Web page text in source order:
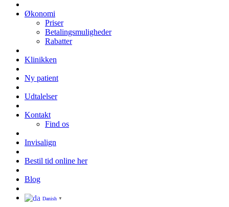
Økonomi
Priser
Betalingsmuligheder
Rabatter
Klinikken
Ny patient
Udtalelser
Kontakt
Find os
Invisalign
Bestil tid online her
Blog
Danish ▼